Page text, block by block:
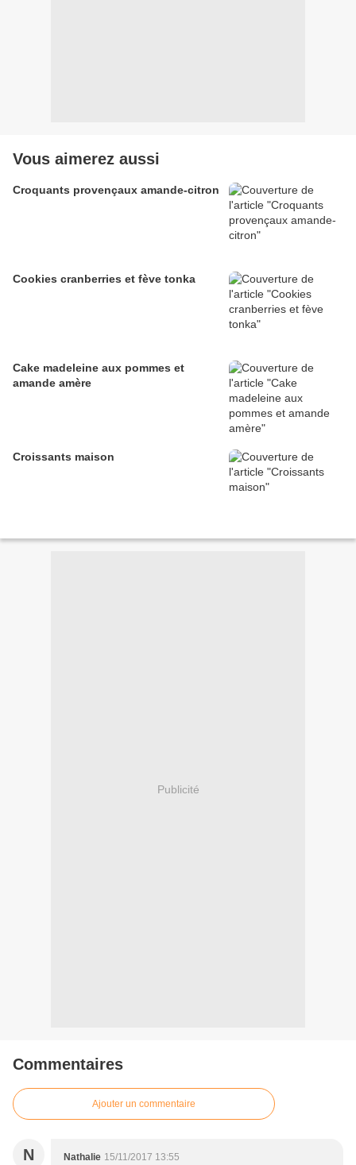
Vous aimerez aussi
Croquants provençaux amande-citron
Cookies cranberries et fève tonka
Cake madeleine aux pommes et
amande amère
Croissants maison
Publicité
Commentaires
Ajouter un commentaire
N Nathalie 15/11/2017 13:55